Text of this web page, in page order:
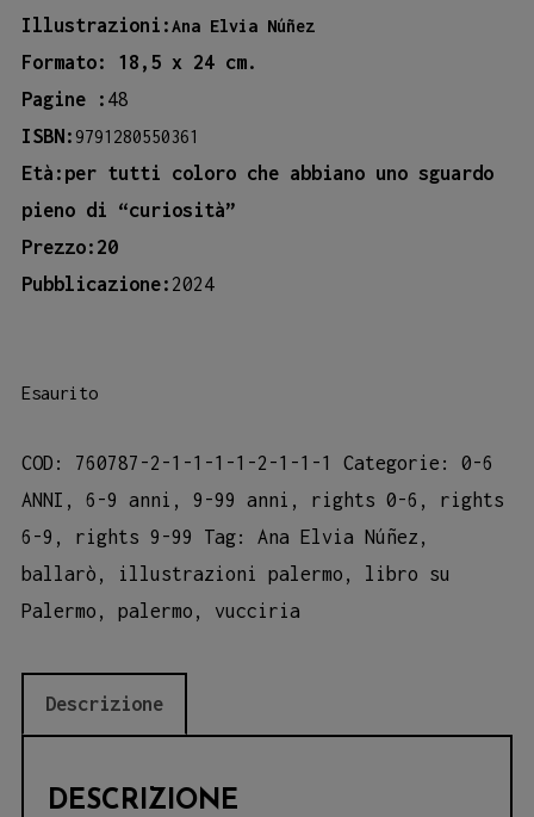
Illustrazioni:Ana Elvia Núñez
Formato: 18,5 x 24 cm.
Pagine : 48
ISBN: 9791280550361
Età:per tutti coloro che abbiano uno sguardo
pieno di “curiosità”
Prezzo:20
Pubblicazione: 2024
Esaurito
COD: 760787-2-1-1-1-1-2-1-1-1 Categorie: 0-6
ANNI , 6-9 anni , 9-99 anni , rights 0-6 , rights
6-9 , rights 9-99 Tag: Ana Elvia Núñez ,
ballarò , illustrazioni palermo , libro su
Palermo , palermo , vucciria
Descrizione
DESCRIZIONE